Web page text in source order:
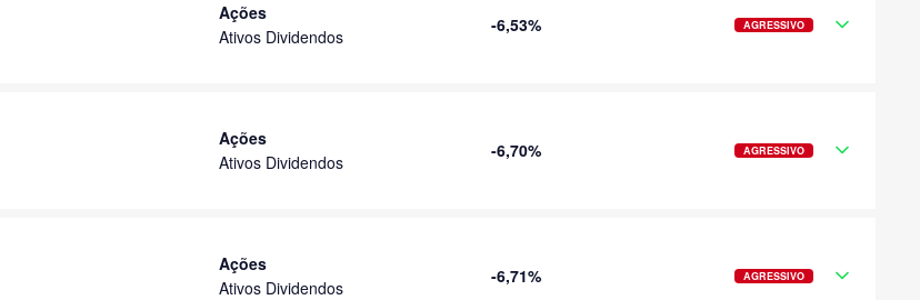
Ações
Ativos Dividendos
-6,53% AGRESSIVO
Ações
Ativos Dividendos
-6,70% AGRESSIVO
Ações
Ativos Dividendos
-6,71% AGRESSIVO